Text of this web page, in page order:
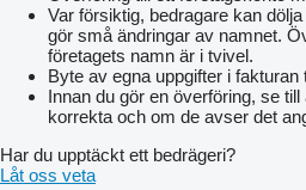
Working bodies, pcs ...
The step of the working bodies, mm
Weight of one section, kg
Overall dimensions in working
width, m
length, m
height, m
Weight, no more than a kg
It is aggregated with tractors, a class
Var försiktig, bedragare kan
gör små ändringar av namnet.
företagets namn är i tvivel.
Byte av egna uppgifter i fakturan
Innan du gör en överföring, se
korrekta och om de avser det
Har du upptäckt ett bedrägeri?
Låt oss veta